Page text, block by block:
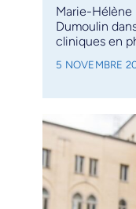
Marie-Hélène
Dumoulin
cliniques en
5 NOVEMBRE